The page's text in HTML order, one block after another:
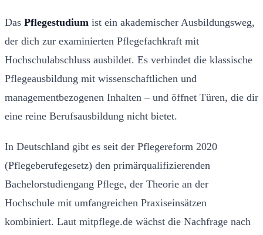
Das Pflegestudium ist ein akademischer Ausbildungsweg,
der dich zur examinierten Pflegefachkraft mit
Hochschulabschluss ausbildet. Es verbindet die klassische
Pflegeausbildung mit wissenschaftlichen und
managementbezogenen Inhalten – und öffnet Türen, die dir
eine reine Berufsausbildung nicht bietet.
In Deutschland gibt es seit der Pflegereform 2020
(Pflegeberufegesetz) den primärqualifizierenden
Bachelorstudiengang Pflege, der Theorie an der
Hochschule mit umfangreichen Praxiseinsätzen
kombiniert. Laut mitpflege.de wächst die Nachfrage nach